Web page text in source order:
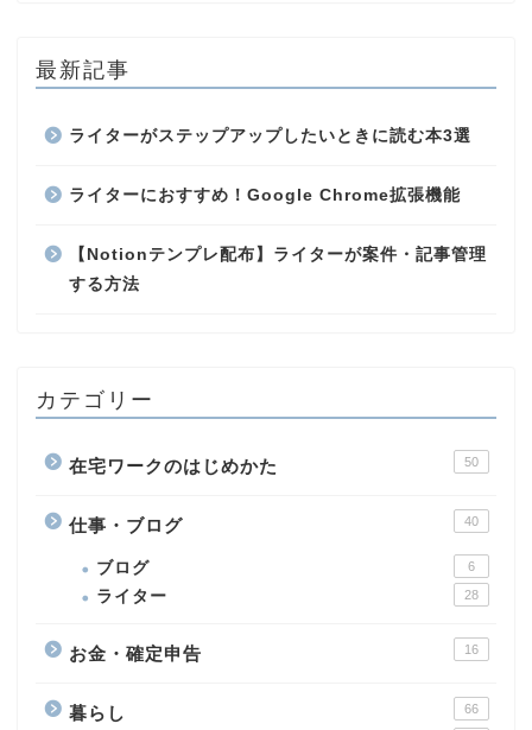
最新記事
ライターがステップアップしたいときに読む本3選
ライターにおすすめ！Google Chrome拡張機能
【Notionテンプレ配布】ライターが案件・記事管理
する方法
カテゴリー
在宅ワークのはじめかた 50
仕事・ブログ 40
ブログ 6
ライター 28
お金・確定申告 16
暮らし 66